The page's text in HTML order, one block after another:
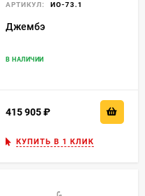
АРТИКУЛ: ИО-73.1
Джембэ
В НАЛИЧИИ
415 905
КУПИТЬ В 1 КЛИК